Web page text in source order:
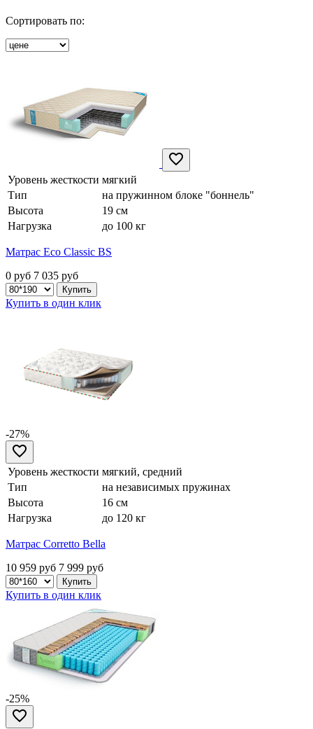
Сортировать по:
Уровень жесткости мягкий
Тип
на пружинном блоке "боннель"
Высота
19 см
Нагрузка
до 100 кг
Матрас Eco Classic BS
0 руб 7 035 руб
Купить в один клик
-27%
Уровень жесткости мягкий, средний
Тип
на независимых пружинах
Высота
16 см
Нагрузка
до 120 кг
Матрас Corretto Bella
10 959 руб 7 999 руб
Купить в один клик
-25%